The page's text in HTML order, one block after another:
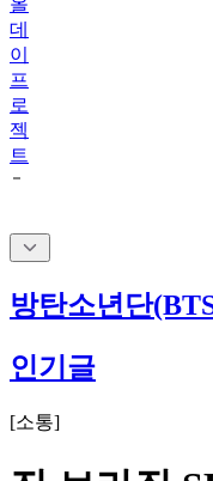
이
프
로
젝
트
방탄소년단
인기글
[소통]